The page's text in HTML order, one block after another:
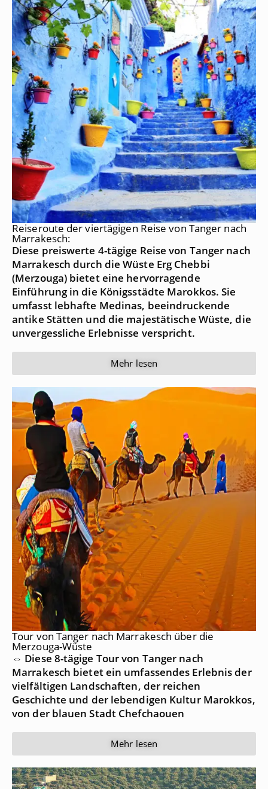
Reiseroute der viertägigen Reise von Tanger nach
Marrakesch:
Diese preiswerte 4-tägige Reise von Tanger nach
Marrakesch durch die Wüste Erg Chebbi
(Merzouga) bietet eine hervorragende
Einführung in die Königsstädte Marokkos. Sie
umfasst lebhafte Medinas, beeindruckende
antike Stätten und die majestätische Wüste, die
unvergessliche Erlebnisse verspricht.
Mehr lesen
Tour von Tanger nach Marrakesch über die
Merzouga-Wüste
⇔ Diese 8-tägige Tour von Tanger nach
Marrakesch bietet ein umfassendes Erlebnis der
vielfältigen Landschaften, der reichen
Geschichte und der lebendigen Kultur Marokkos,
von der blauen Stadt Chefchaouen
Mehr lesen